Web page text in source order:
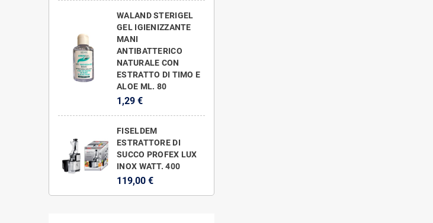
WALAND STERIGEL
GEL IGIENIZZANTE
MANI
ANTIBATTERICO
NATURALE CON
ESTRATTO DI TIMO E
ALOE ML. 80
1,29 €
FISELDEM
ESTRATTORE DI
SUCCO PROFEX LUX
INOX WATT. 400
119,00 €